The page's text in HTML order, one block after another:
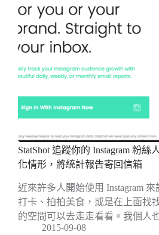
StatShot 追蹤你的 Instagram 粉絲
化情形，將統計報告寄回信箱
近來許多人開始使用 Instagram
打卡、拍拍美食，或是在上面找
的空間可以去走走看看。我個人
2015-09-08